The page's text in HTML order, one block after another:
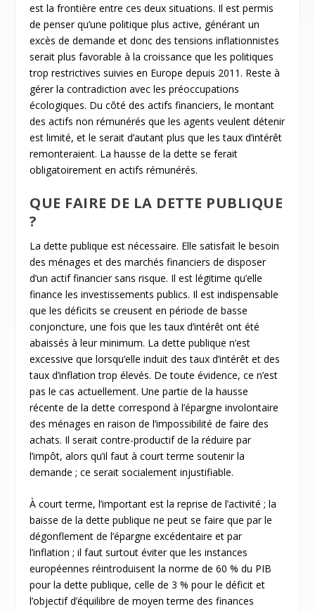
est la frontière entre ces deux situations. Il est permis
de penser qu’une politique plus active, générant un
excès de demande et donc des tensions inflationnistes
serait plus favorable à la croissance que les politiques
trop restrictives suivies en Europe depuis 2011. Reste à
gérer la contradiction avec les préoccupations
écologiques. Du côté des actifs financiers, le montant
des actifs non rémunérés que les agents veulent détenir
est limité, et le serait d’autant plus que les taux d’intérêt
remonteraient. La hausse de la dette se ferait
obligatoirement en actifs rémunérés.
QUE FAIRE DE LA DETTE PUBLIQUE
?
La dette publique est nécessaire. Elle satisfait le besoin
des ménages et des marchés financiers de disposer
d’un actif financier sans risque. Il est légitime qu’elle
finance les investissements publics. Il est indispensable
que les déficits se creusent en période de basse
conjoncture, une fois que les taux d’intérêt ont été
abaissés à leur minimum. La dette publique n’est
excessive que lorsqu’elle induit des taux d’intérêt et des
taux d’inflation trop élevés. De toute évidence, ce n’est
pas le cas actuellement. Une partie de la hausse
récente de la dette correspond à l’épargne involontaire
des ménages en raison de l’impossibilité de faire des
achats. Il serait contre-productif de la réduire par
l’impôt, alors qu’il faut à court terme soutenir la
demande ; ce serait socialement injustifiable.
À court terme, l’important est la reprise de l’activité ; la
baisse de la dette publique ne peut se faire que par le
dégonflement de l’épargne excédentaire et par
l’inflation ; il faut surtout éviter que les instances
européennes réintroduisent la norme de 60 % du PIB
pour la dette publique, celle de 3 % pour le déficit et
l’objectif d’équilibre de moyen terme des finances